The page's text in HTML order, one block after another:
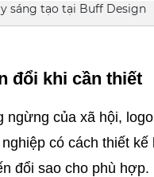
sáng tạo tại Buff Design
đổi khi cần thiết
của xã hội,
có cách thiết kế
đổi sao cho phù hợp.